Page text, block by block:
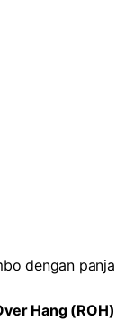
dengan
Hang (ROH)